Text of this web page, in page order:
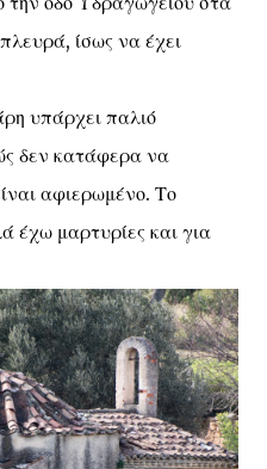
ίσως να έχει
υπάρχει παλιό
δεν κατάφερα να
αφιερωμένο. Το
έχω μαρτυρίες και για